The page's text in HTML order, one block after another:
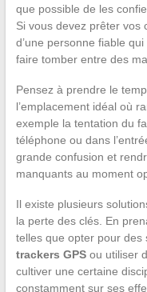
que possible de les
Si vous devez prêter vos
d’une personne fiable
faire tomber entre des
Pensez à prendre le
l’emplacement idéal où
exemple la tentation du
téléphone ou dans
grande confusion et
manquants au moment
Il existe plusieurs
la perte des clés. En
telles que opter pour des
trackers GPSou utiliser
cultiver une certaine
constamment sur ses